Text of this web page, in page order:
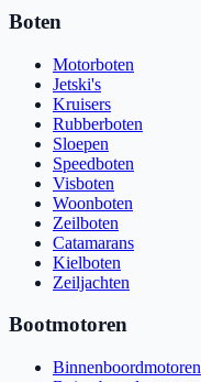
Boten
Motorboten
Jetski's
Kruisers
Rubberboten
Sloepen
Speedboten
Visboten
Woonboten
Zeilboten
Catamarans
Kielboten
Zeiljachten
Bootmotoren
Binnenboordmotoren